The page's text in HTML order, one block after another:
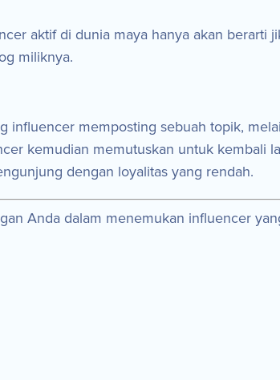
aktif di dunia maya hanya akan berarti
miliknya.
influencer memposting sebuah topik,
kemudian memutuskan untuk kembali
dengan loyalitas yang rendah.
Anda dalam menemukan influencer